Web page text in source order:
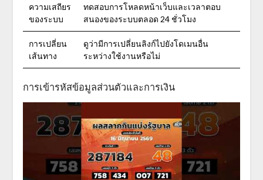
ความเสถียร
ของระบบ
ทดสอบการโหลดหน้าเว็บและเวลาตอบ
สนองของระบบตลอด 24 ชั่วโมง
การเปลี่ยน
เส้นทาง
ดูว่ามีการเปลี่ยนลิงก์ไปยังโดเมนอื่น
ระหว่างใช้งานหรือไม่
การเข้ารหัสข้อมูลส่วนตัวและการเงิน